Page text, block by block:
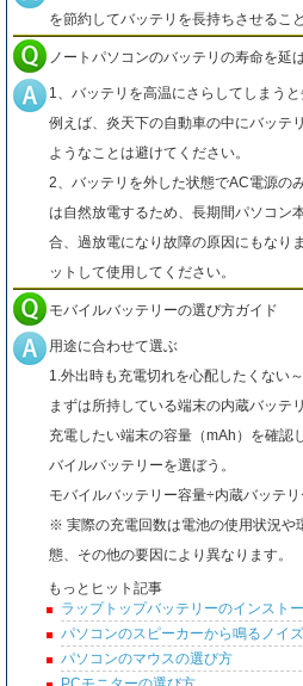
を節約してバッテリを長持ちさせるこ
ノートパソコンのバッテリの寿命を延
1、バッテリを高温にさらしてしまうと
例えば、炎天下の自動車の中にバッテ
ようなことは避けてください。
2、バッテリを外した状態でAC電源の
は自然放電するため、長期間パソコン
合、過放電になり故障の原因にもなり
ットして使用してください。
モバイルバッテリーの選び方ガイド
用途に合わせて選ぶ
1.外出時も充電切れを心配したくない
まずは所持している端末の内蔵バッテ
充電したい端末の容量（mAh）を確認
バイルバッテリーを選ぼう。
モバイルバッテリー容量÷内蔵バッテ
※ 実際の充電回数は電池の使用状況や
態、その他の要因により異なります。
もっとヒット記事
ラップトップバッテリーのインスト
パソコンのスピーカーから鳴るノイ
パソコンのマウスの選び方